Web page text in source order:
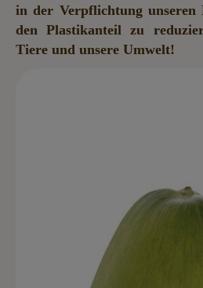
in der Verpflichtung unseren
den Plastikanteil zu
Tiere und unsere Umwelt!